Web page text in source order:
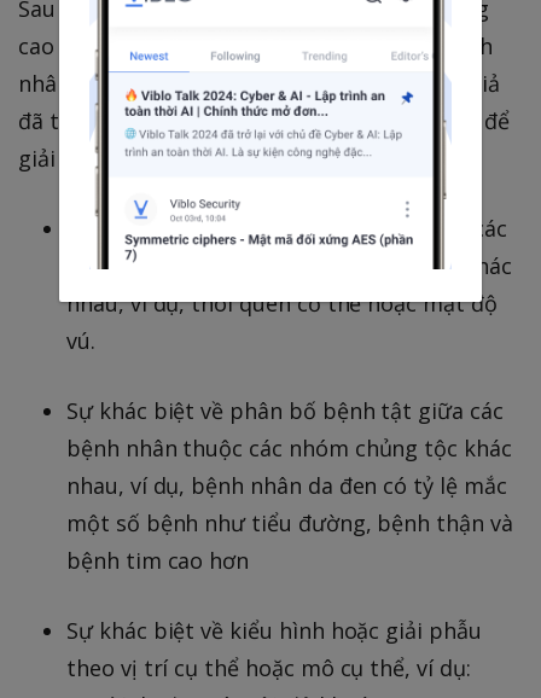
Sau khi thiết lập mô hình học sâu dung lượng
cao (CNN) có thể xác định chủng tộc của bệnh
nhân trong dữ liệu hình ảnh y tế, nhóm tác giả
đã tạo ra một loạt các giả thuyết cạnh tranh để
giải thích điều này có thể xảy ra như thế nào:
Sự khác biệt về đặc điểm thể chất giữa các
bệnh nhân thuộc các nhóm chủng tộc khác
nhau, ví dụ, thói quen cơ thể hoặc mật độ
vú.
Sự khác biệt về phân bố bệnh tật giữa các
bệnh nhân thuộc các nhóm chủng tộc khác
nhau, ví dụ, bệnh nhân da đen có tỷ lệ mắc
một số bệnh như tiểu đường, bệnh thận và
bệnh tim cao hơn
Sự khác biệt về kiểu hình hoặc giải phẫu
theo vị trí cụ thể hoặc mô cụ thể, ví dụ: